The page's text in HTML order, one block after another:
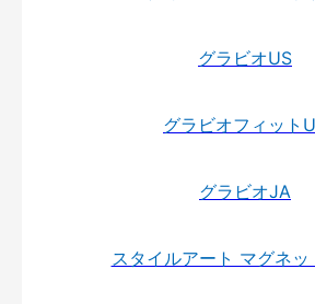
グラビオUS
グラビオフィット
グラビオJA
スタイルアート マグネッ